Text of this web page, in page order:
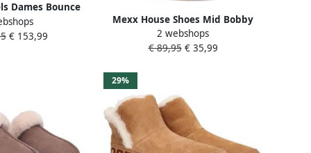
Dames Bounce
Maat: 37
Kleur: Bruin
€ 153,99
Mexx House Shoes Mid Bobby
Jane Beige Goud Meisjes Kleding
House Shoes
2 webshops
€ 89,95€ 35,99
29%